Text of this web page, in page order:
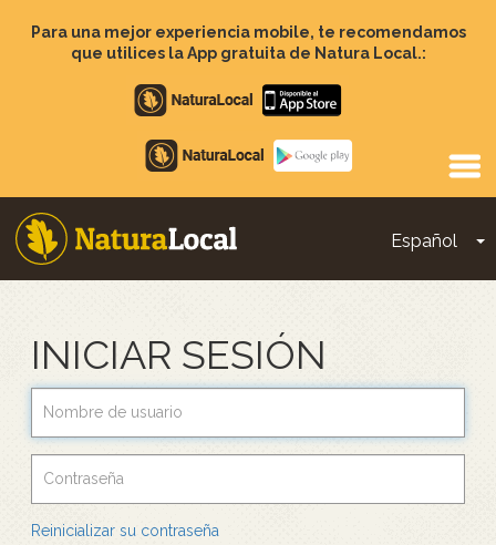
contenido
Para una mejor experiencia mobile, te recomendamos
que utilices la App gratuita de Natura Local.:
Apple
store
Google
Play
Español
Main
INICIAR SESIÓN
Reinicializar su contraseña